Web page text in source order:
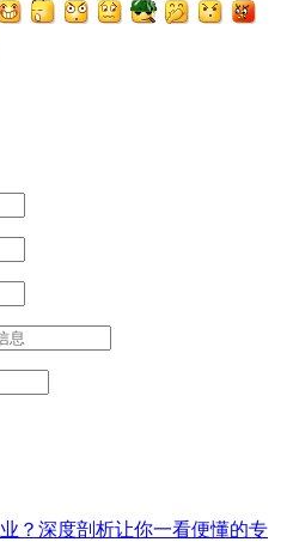
？深度剖析让你一看便懂的专